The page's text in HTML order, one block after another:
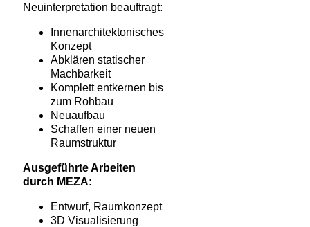
Neuinterpretation beauftragt:
Innenarchitektonisches
Konzept
Abklären statischer
Machbarkeit
Komplett entkernen bis
zum Rohbau
Neuaufbau
Schaffen einer neuen
Raumstruktur
Ausgeführte Arbeiten
durch MEZA:
Entwurf, Raumkonzept
3D Visualisierung